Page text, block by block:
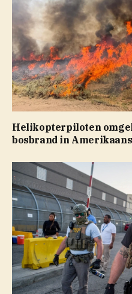
Helikopterpiloten
bosbrand in